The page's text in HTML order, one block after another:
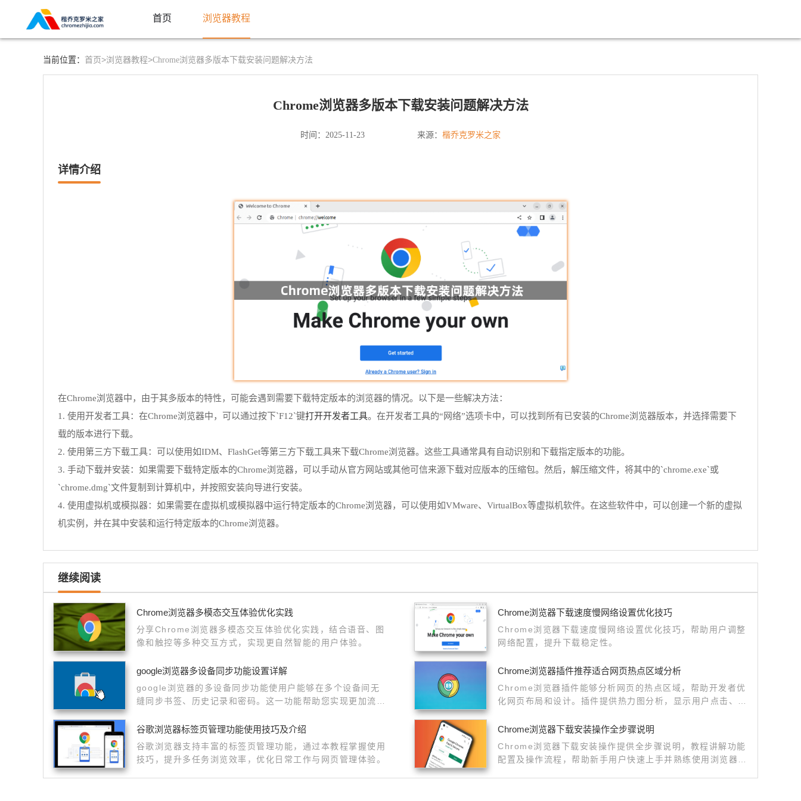
首页 浏览器教程
当前位置： 首页>浏览器教程>Chrome浏览器多版本下载安装问题解决方法
Chrome浏览器多版本下载安装问题解决方法
时间：2025-11-23 来源： 楷乔克罗米之家
详情介绍
在Chrome浏览器中，由于其多版本的特性，可能会遇到需要下载特定版本的浏览器的情况。以下是一些解决方法：
1. 使用开发者工具：在Chrome浏览器中，可以通过按下`F12`键打开开发者工具。在开发者工具的“网络”选项卡中，可以找到所有已安装的Chrome浏览器版本，并选择需要下
载的版本进行下载。
2. 使用第三方下载工具：可以使用如IDM、FlashGet等第三方下载工具来下载Chrome浏览器。这些工具通常具有自动识别和下载指定版本的功能。
3. 手动下载并安装：如果需要下载特定版本的Chrome浏览器，可以手动从官方网站或其他可信来源下载对应版本的压缩包。然后，解压缩文件，将其中的`chrome.exe`或
`chrome.dmg`文件复制到计算机中，并按照安装向导进行安装。
4. 使用虚拟机或模拟器：如果需要在虚拟机或模拟器中运行特定版本的Chrome浏览器，可以使用如VMware、VirtualBox等虚拟机软件。在这些软件中，可以创建一个新的虚拟
机实例，并在其中安装和运行特定版本的Chrome浏览器。
继续阅读
Chrome浏览器多模态交互体验优化实践
分享Chrome浏览器多模态交互体验优化实践，结合语音、图
像和触控等多种交互方式，实现更自然智能的用户体验。
Chrome浏览器下载速度慢网络设置优化技巧
Chrome浏览器下载速度慢网络设置优化技巧，帮助用户调整
网络配置，提升下载稳定性。
google浏览器多设备同步功能设置详解
google浏览器的多设备同步功能使用户能够在多个设备间无
缝同步书签、历史记录和密码。这一功能帮助您实现更加流畅
Chrome浏览器插件推荐适合网页热点区域分析
Chrome浏览器插件能够分析网页的热点区域，帮助开发者优
化网页布局和设计。插件提供热力图分析，显示用户点击、滚
谷歌浏览器标签页管理功能使用技巧及介绍
谷歌浏览器支持丰富的标签页管理功能，通过本教程掌握使用
技巧，提升多任务浏览效率，优化日常工作与网页管理体验。
Chrome浏览器下载安装操作全步骤说明
Chrome浏览器下载安装操作提供全步骤说明，教程讲解功能
配置及操作流程，帮助新手用户快速上手并熟练使用浏览器功